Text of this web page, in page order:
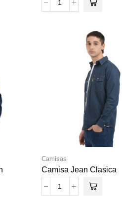
Camisas
Camisa Jean Clasica